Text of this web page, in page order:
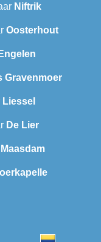
Niftrik
Oosterhout
Engelen
Gravenmoer
Liessel
De Lier
Maasdam